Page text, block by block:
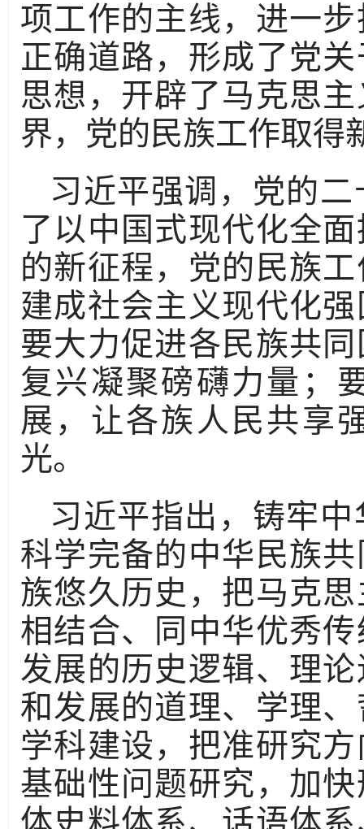
项工作的主线，进一
正确道路，形成了党
思想，开辟了马克思
界，党的民族工作取得
习近平强调，党的
了以中国式现代化全
的新征程，党的民族
建成社会主义现代化
要大力促进各民族共
复兴凝聚磅礴力量；
展，让各族人民共享
光。
习近平指出，铸牢
科学完备的中华民族
族悠久历史，把马克
相结合、同中华优秀
发展的历史逻辑、理
和发展的道理、学理
学科建设，把准研究
基础性问题研究，加